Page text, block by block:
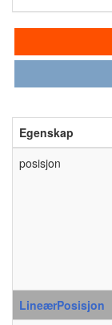
Egenskap
posisjon
LineærPosisjon